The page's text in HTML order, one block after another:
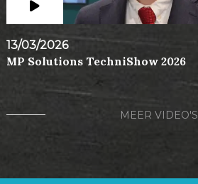
13/03/2026
MP Solutions TechniShow 2026
MEER VIDEO'S